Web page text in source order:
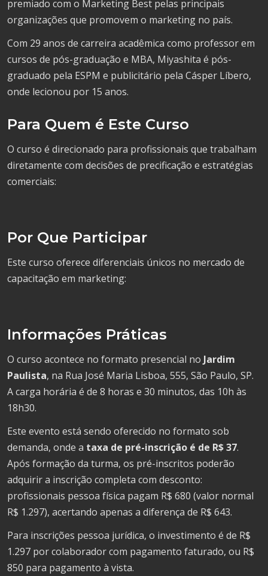
premiado com o Marketing Best pelas principais
organizações que promovem o marketing no país.
Com 29 anos de carreira acadêmica como professor em
cursos de pós-graduação e MBA, Miyashita é pós-
graduado pela ESPM e publicitário pela Cásper Líbero,
onde lecionou por 15 anos.
Para Quem é Este Curso
O curso é direcionado para profissionais que trabalham
diretamente com decisões de precificação e estratégias
comerciais:
Por Que Participar
Este curso oferece diferenciais únicos no mercado de
capacitação em marketing:
Informações Práticas
O curso acontece no formato presencial no Jardim
Paulista, na Rua José Maria Lisboa, 555, São Paulo, SP.
A carga horária é de 8 horas e 30 minutos, das 10h às
18h30.
Este evento está sendo oferecido no formato sob
demanda, onde a taxa de pré-inscrição é de R$ 37.
Após formação da turma, os pré-inscritos poderão
adquirir a inscrição completa com desconto:
profissionais pessoa física pagam R$ 680 (valor normal
R$ 1.297), acertando apenas a diferença de R$ 643.
Para inscrições pessoa jurídica, o investimento é de R$
1.297 por colaborador com pagamento faturado, ou R$
850 para pagamento à vista.